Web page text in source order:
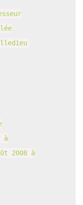
à
2008 à